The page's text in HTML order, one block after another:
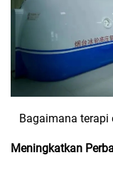
Bagaimana terapi
Meningkatkan